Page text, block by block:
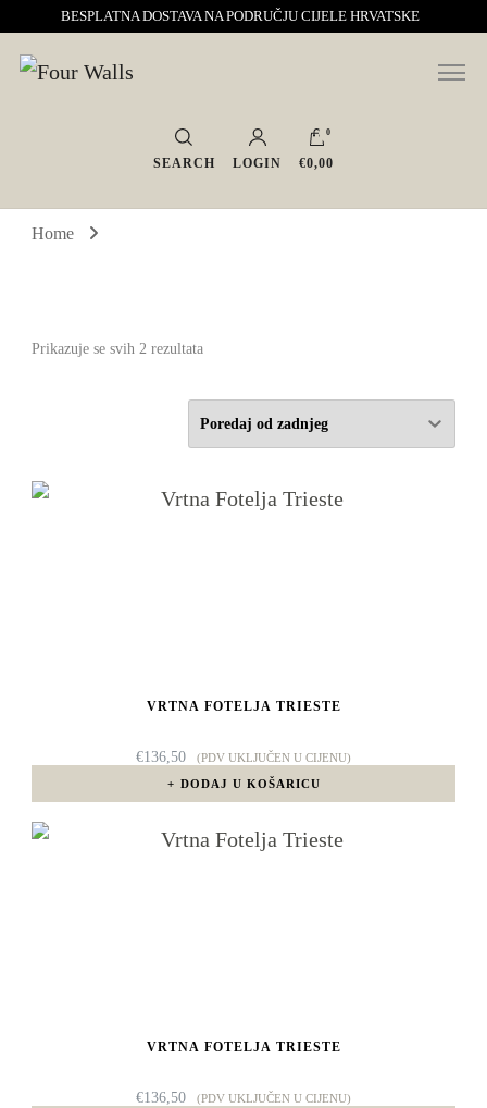
BESPLATNA DOSTAVA NA PODRUČJU CIJELE HRVATSKE
Four Walls
Sve za interijer po Vašoj mjeri. Salon namještaja, dekoracije i rasvjete.
Interijeri s karakterom
SEARCH LOGIN
0
€0,00
Home
Prikazuje se svih 2 rezultataPoredano
najnovijem
VRTNA FOTELJA TRIESTE
€136,50
(PDV UKLJUČEN U CIJENU)
DODAJ U KOŠARICU
VRTNA FOTELJA TRIESTE
€136,50
(PDV UKLJUČEN U CIJENU)